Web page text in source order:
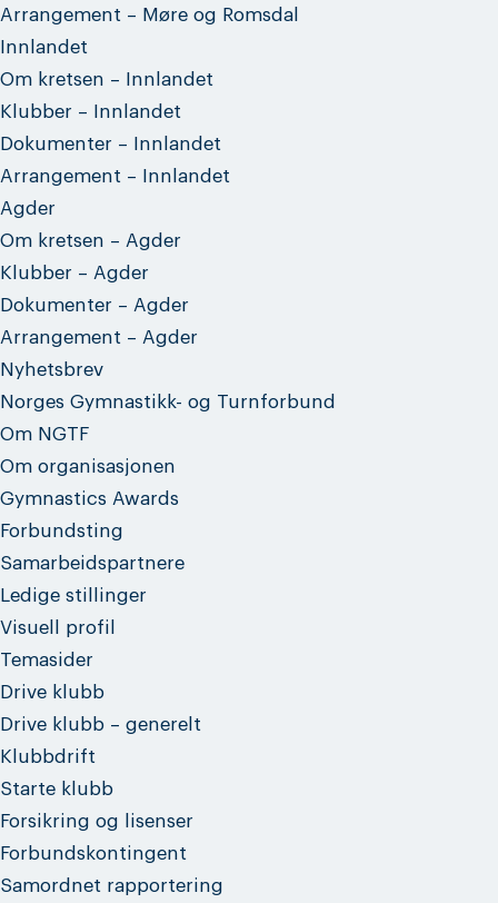
Arrangement – Møre og Romsdal
Innlandet
Om kretsen – Innlandet
Klubber – Innlandet
Dokumenter – Innlandet
Arrangement – Innlandet
Agder
Om kretsen – Agder
Klubber – Agder
Dokumenter – Agder
Arrangement – Agder
Nyhetsbrev
Norges Gymnastikk- og Turnforbund
Om NGTF
Om organisasjonen
Gymnastics Awards
Forbundsting
Samarbeidspartnere
Ledige stillinger
Visuell profil
Temasider
Drive klubb
Drive klubb – generelt
Klubbdrift
Starte klubb
Forsikring og lisenser
Forbundskontingent
Samordnet rapportering